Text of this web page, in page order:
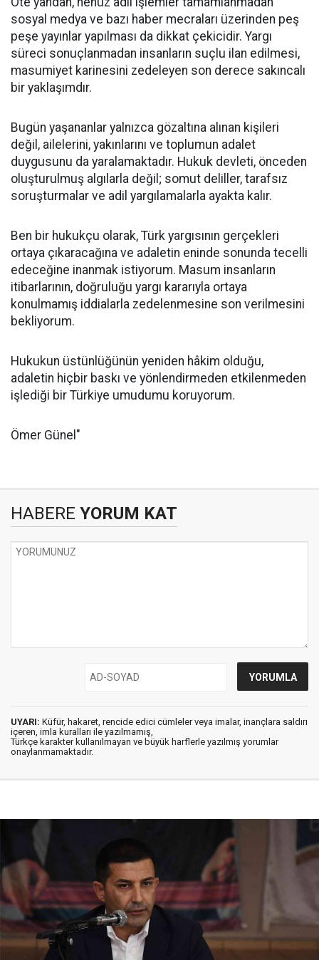
sosyal medya ve bazı haber mecraları üzerinden peş
peşe yayınlar yapılması da dikkat çekicidir. Yargı
süreci sonuçlanmadan insanların suçlu ilan edilmesi,
masumiyet karinesini zedeleyen son derece sakıncalı
bir yaklaşımdır.
Bugün yaşananlar yalnızca gözaltına alınan kişileri
değil, ailelerini, yakınlarını ve toplumun adalet
duygusunu da yaralamaktadır. Hukuk devleti, önceden
oluşturulmuş algılarla değil; somut deliller, tarafsız
soruşturmalar ve adil yargılamalarla ayakta kalır.
Ben bir hukukçu olarak, Türk yargısının gerçekleri
ortaya çıkaracağına ve adaletin eninde sonunda tecelli
edeceğine inanmak istiyorum. Masum insanların
itibarlarının, doğruluğu yargı kararıyla ortaya
konulmamış iddialarla zedelenmesine son verilmesini
bekliyorum.
Hukukun üstünlüğünün yeniden hâkim olduğu,
adaletin hiçbir baskı ve yönlendirmeden etkilenmeden
işlediği bir Türkiye umudumu koruyorum.
Ömer Günel"
HABERE YORUM KAT
UYARI: Küfür, hakaret, rencide edici cümleler veya imalar, inançlara saldırı
içeren, imla kuralları ile yazılmamış,
Türkçe karakter kullanılmayan ve büyük harflerle yazılmış yorumlar
onaylanmamaktadır.